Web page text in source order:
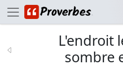
L'endroit
sombre